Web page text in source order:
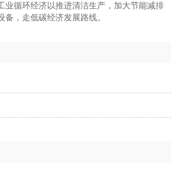
业循环经济以推进清洁生产，加大节能减排
备，走低碳经济发展路线。